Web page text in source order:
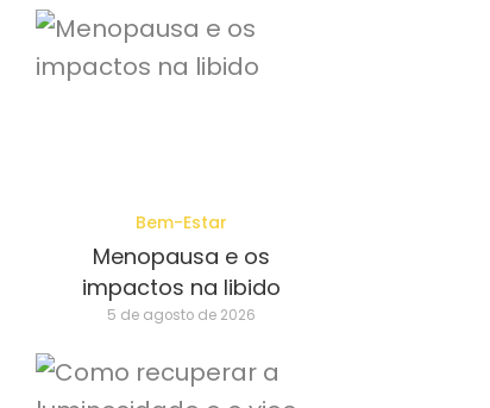
Bem-Estar
Menopausa e os
impactos na libido
5 de agosto de 2026